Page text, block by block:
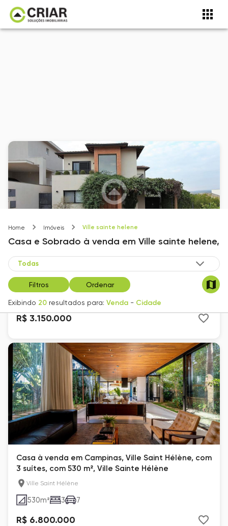
Home Imóveis Ville sainte helene
Casa e Sobrado à venda em Ville sainte helene,
Filtros Ordenar
Exibindo 20 resultados para: Venda - Cidade
Casa à venda em Campinas, Ville Saint Hélène, com
4 suítes, com 446 m², Reserve Sainte Helene
Ville Sainte Hélène
446m² 4
R$ 3.150.000
Casa à venda em Campinas, Ville Saint Hélène, com
3 suítes, com 530 m², Ville Sainte Hélène
Ville Saint Hélène
530m² 3 7
R$ 6.800.000